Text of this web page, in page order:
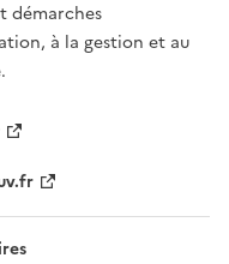
démarches
à la gestion et au